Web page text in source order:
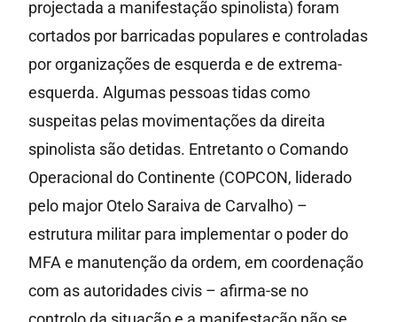
projectada a manifestação spinolista) foram
cortados por barricadas populares e controladas
por organizações de esquerda e de extrema-
esquerda. Algumas pessoas tidas como
suspeitas pelas movimentações da direita
spinolista são detidas. Entretanto o Comando
Operacional do Continente (COPCON, liderado
pelo major Otelo Saraiva de Carvalho) –
estrutura militar para implementar o poder do
MFA e manutenção da ordem, em coordenação
com as autoridades civis – afirma-se no